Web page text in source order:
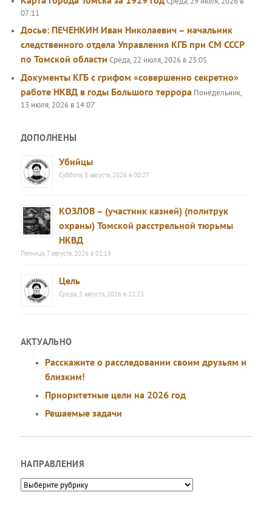
07:11
Досье: ПЕЧЕНКИН Иван Николаевич – начальник
следственного отдела Управления КГБ при СМ СССР
по Томской области Среда, 22 июля, 2026 в 23:05
Документы КГБ с грифом «совершенно секретно»
работе НКВД в годы Большого террора Понедельник,
13 июля, 2026 в 14:07
ДОПОЛНЕНЫ
Убийцы
Суббота, 8 августа, 2026 в 00:27
КОЗЛОВ – (участник казней) (политрук
охраны) Томской расстрельной тюрьмы
НКВД
Пятница, 7 августа, 2026 в 02:19
Цель
Среда, 5 августа, 2026 в 22:23
АКТУАЛЬНО
Расскажите о расследовании своим друзьям и
близким!
Приоритетные цели на 2026 год
Решаемые задачи
НАПРАВЛЕНИЯ
Направления